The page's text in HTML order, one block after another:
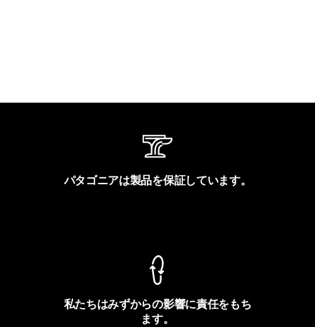
パタゴニアは製品を保証しています。
私たちはみずからの影響に責任をもち
ます。